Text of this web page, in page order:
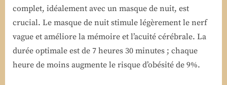
complet, idéalement avec un masque de nuit, est
crucial. Le masque de nuit stimule légèrement le nerf
vague et améliore la mémoire et l’acuité cérébrale. La
durée optimale est de 7 heures 30 minutes ; chaque
heure de moins augmente le risque d’obésité de 9%.